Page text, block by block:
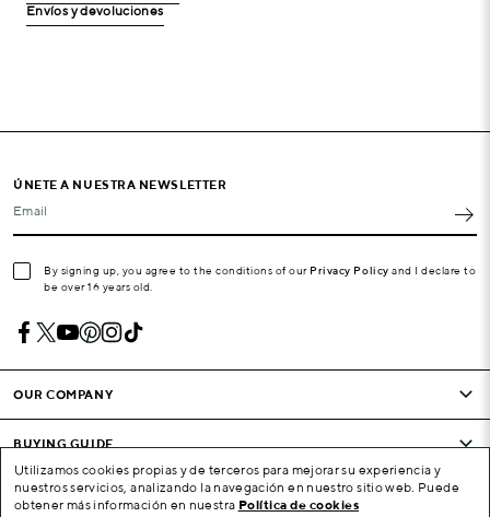
Envíos y devoluciones
ÚNETE A NUESTRA NEWSLETTER
Email
By signing up, you agree to the conditions of our Privacy Policy and I declare to
be over 16 years old.
OUR COMPANY
BUYING GUIDE
CONDITIONS AND COMPANY
Utilizamos cookies propias y de terceros para mejorar su experiencia y
nuestros servicios, analizando la navegación en nuestro sitio web. Puede
obtener más información en nuestra Política de cookies